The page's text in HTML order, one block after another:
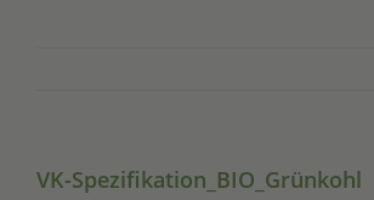
VK-Spezifikation_BIO_Grünkohl